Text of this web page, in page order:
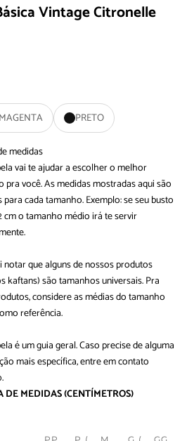
Vintage Citronelle
MAGENTA PRETO
medidas
vai te ajudar a escolher o melhor
pra você. As medidas mostradas aqui são
para cada tamanho. Exemplo: se seu busto
cm o tamanho médio irá te servir
notar que alguns de nossos produtos
kaftans) são tamanhos universais. Pra
considere as médias do tamanho
referência.
é um guia geral. Caso precise de alguma
mais específica, entre emcontato
.
DE MEDIDAS(CENTÍMETROS)